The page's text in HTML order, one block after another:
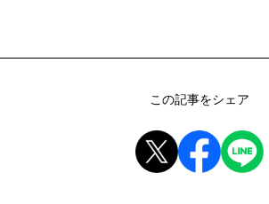
この記事をシェア